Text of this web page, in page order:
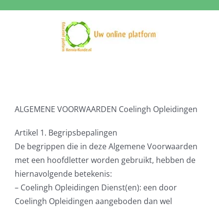
ALGEMENE VOORWAARDEN Coelingh Opleidingen
Artikel 1. Begripsbepalingen
De begrippen die in deze Algemene Voorwaarden
met een hoofdletter worden gebruikt, hebben de
hiernavolgende betekenis:
– Coelingh Opleidingen Dienst(en): een door
Coelingh Opleidingen aangeboden dan wel